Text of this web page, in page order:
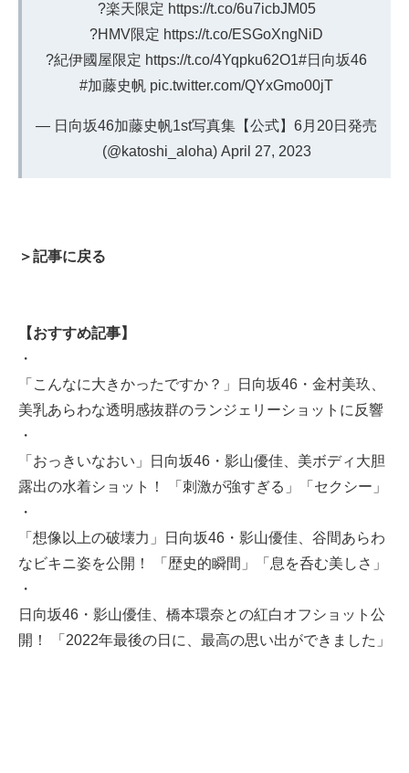
?楽天限定 https://t.co/6u7icbJM05
?HMV限定 https://t.co/ESGoXngNiD
?紀伊國屋限定 https://t.co/4Yqpku62O1#日向坂46
#加藤史帆 pic.twitter.com/QYxGmo00jT
— 日向坂46加藤史帆1st写真集【公式】6月20日発売
(@katoshi_aloha) April 27, 2023
＞記事に戻る
【おすすめ記事】
・
「こんなに大きかったですか？」日向坂46・金村美玖、
美乳あらわな透明感抜群のランジェリーショットに反響
・
「おっきいなおい」日向坂46・影山優佳、美ボディ大胆
露出の水着ショット！ 「刺激が強すぎる」「セクシー」
・
「想像以上の破壊力」日向坂46・影山優佳、谷間あらわ
なビキニ姿を公開！ 「歴史的瞬間」「息を呑む美しさ」
・
日向坂46・影山優佳、橋本環奈との紅白オフショット公
開！ 「2022年最後の日に、最高の思い出ができました」